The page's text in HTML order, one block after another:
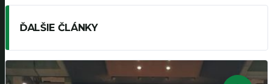
ĎALŠIE ČLÁNKY